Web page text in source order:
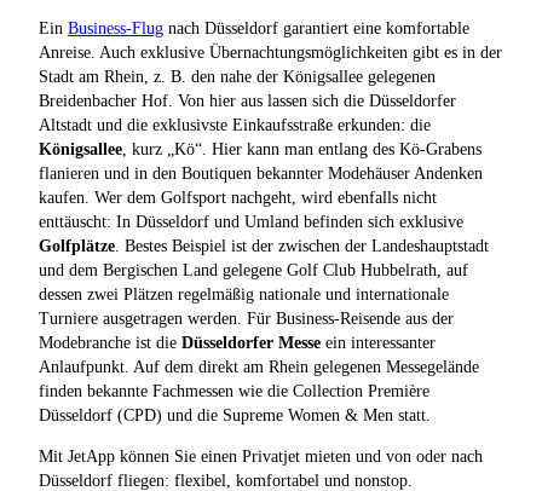
Ein Business-Flug nach Düsseldorf garantiert eine komfortable
Anreise. Auch exklusive Übernachtungsmöglichkeiten gibt es in der
Stadt am Rhein, z. B. den nahe der Königsallee gelegenen
Breidenbacher Hof. Von hier aus lassen sich die Düsseldorfer
Altstadt und die exklusivste Einkaufsstraße erkunden: die
Königsallee , kurz „Kö“. Hier kann man entlang des Kö-Grabens
flanieren und in den Boutiquen bekannter Modehäuser Andenken
kaufen. Wer dem Golfsport nachgeht, wird ebenfalls nicht
enttäuscht: In Düsseldorf und Umland befinden sich exklusive
Golfplätze . Bestes Beispiel ist der zwischen der Landeshauptstadt
und dem Bergischen Land gelegene Golf Club Hubbelrath, auf
dessen zwei Plätzen regelmäßig nationale und internationale
Turniere ausgetragen werden. Für Business-Reisende aus der
Modebranche ist die Düsseldorfer Messe ein interessanter
Anlaufpunkt. Auf dem direkt am Rhein gelegenen Messegelände
finden bekannte Fachmessen wie die Collection Première
Düsseldorf (CPD) und die Supreme Women & Men statt.
Mit JetApp können Sie einen Privatjet mieten und von oder nach
Düsseldorf fliegen: flexibel, komfortabel und nonstop.